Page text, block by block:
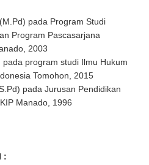
pada Program Studi
Program Pascasarjana
2003
program studi Ilmu Hukum
Tomohon, 2015
pada Jurusan Pendidikan
Manado, 1996
: